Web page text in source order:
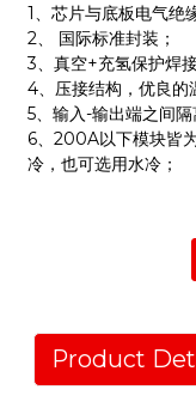
1、 芯片与底板电气绝
2、 国际标准封装；
3、真空+充氢保护焊
4、压接结构，优良的
5、输入-输出端之间
6、200A以下模块皆
冷，也可选用水冷；
Product